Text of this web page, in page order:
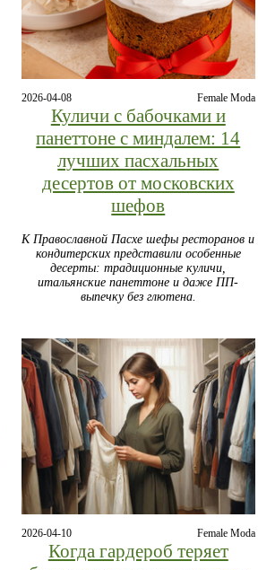
2026-04-08 Female Moda
Куличи с бабочками и
панеттоне с миндалем: 14
лучших пасхальных
десертов от московских
шефов
К Православной Пасхе шефы ресторанов и
кондитерских представили особенные
десерты: традиционные куличи,
итальянские панеттоне и даже ПП-
выпечку без глютена.
2026-04-10 Female Moda
Когда гардероб теряет